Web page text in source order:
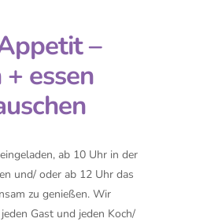
–
essen
ab 10 Uhr in der
und/ oder ab 12 Uhr das
zu genießen. Wir
Gast und jeden Koch/